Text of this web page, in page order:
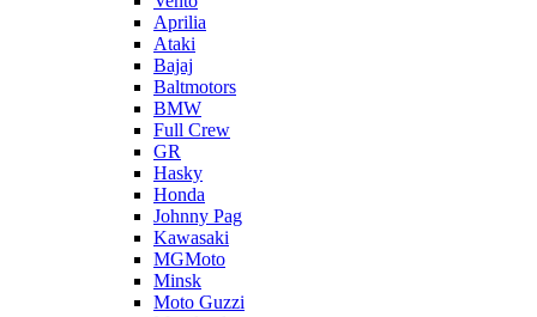
Aprilia
Ataki
Bajaj
Baltmotors
BMW
Full Crew
GR
Hasky
Honda
Johnny Pag
Kawasaki
MGMoto
Minsk
Moto Guzzi